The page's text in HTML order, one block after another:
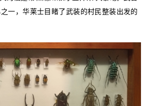
一，华莱士目睹了武装的村民整装出发的